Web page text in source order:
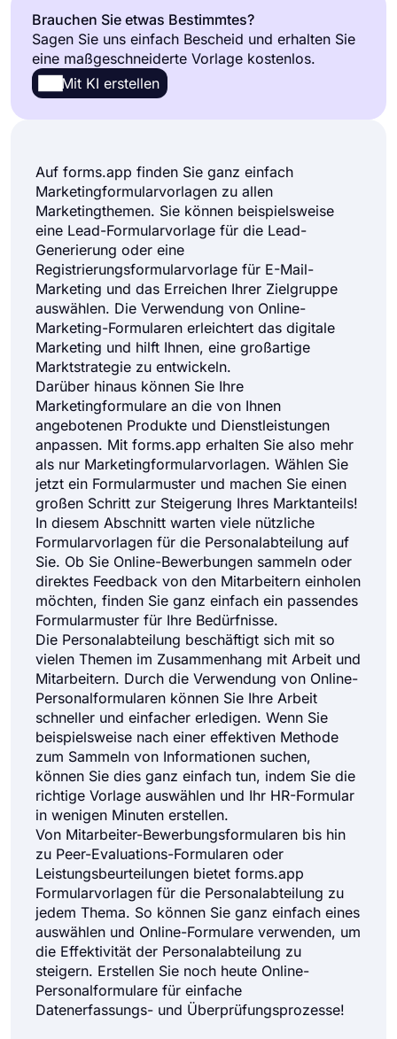
Anmeldeformulare
Berichtsformularvorlagen
Anfrageformulare
Abonnementformulare
Formulare für Vereinbarungen
Beschwerdeformulare
Alle Formulare-Kategorien anzeigen
Brauchen Sie etwas Bestimmtes?
Sagen Sie uns einfach Bescheid und erhalten Sie
eine maßgeschneiderte Vorlage kostenlos.
Mit KI erstellen
Auf forms.app finden Sie ganz einfach
Marketingformularvorlagen zu allen
Marketingthemen. Sie können beispielsweise
eine Lead-Formularvorlage für die Lead-
Generierung oder eine
Registrierungsformularvorlage für E-Mail-
Marketing und das Erreichen Ihrer Zielgruppe
auswählen. Die Verwendung von Online-
Marketing-Formularen erleichtert das digitale
Marketing und hilft Ihnen, eine großartige
Marktstrategie zu entwickeln.
Darüber hinaus können Sie Ihre
Marketingformulare an die von Ihnen
angebotenen Produkte und Dienstleistungen
anpassen. Mit forms.app erhalten Sie also mehr
als nur Marketingformularvorlagen. Wählen Sie
jetzt ein Formularmuster und machen Sie einen
großen Schritt zur Steigerung Ihres Marktanteils!
In diesem Abschnitt warten viele nützliche
Formularvorlagen für die Personalabteilung auf
Sie. Ob Sie Online-Bewerbungen sammeln oder
direktes Feedback von den Mitarbeitern einholen
möchten, finden Sie ganz einfach ein passendes
Formularmuster für Ihre Bedürfnisse.
Die Personalabteilung beschäftigt sich mit so
vielen Themen im Zusammenhang mit Arbeit und
Mitarbeitern. Durch die Verwendung von Online-
Personalformularen können Sie Ihre Arbeit
schneller und einfacher erledigen. Wenn Sie
beispielsweise nach einer effektiven Methode
zum Sammeln von Informationen suchen,
können Sie dies ganz einfach tun, indem Sie die
richtige Vorlage auswählen und Ihr HR-Formular
in wenigen Minuten erstellen.
Von Mitarbeiter-Bewerbungsformularen bis hin
zu Peer-Evaluations-Formularen oder
Leistungsbeurteilungen bietet forms.app
Formularvorlagen für die Personalabteilung zu
jedem Thema. So können Sie ganz einfach eines
auswählen und Online-Formulare verwenden, um
die Effektivität der Personalabteilung zu
steigern. Erstellen Sie noch heute Online-
Personalformulare für einfache
Datenerfassungs- und Überprüfungsprozesse!